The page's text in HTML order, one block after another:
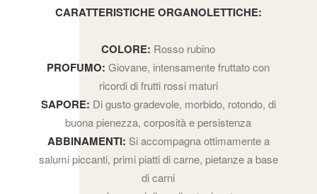
CARATTERISTICHE ORGANOLETTICHE:
COLORE: Rosso rubino
PROFUMO: Giovane, intensamente fruttato con
ricordi di frutti rossi maturi
SAPORE: Di gusto gradevole, morbido, rotondo, di
buona pienezza, corposità e persistenza
ABBINAMENTI: Si accompagna ottimamente a
salumi piccanti, primi piatti di carne, pietanze a base
di carni